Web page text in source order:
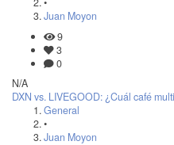
Juan Moyon
9
3
0
N/A
DXN vs. LIVEGOOD: ¿Cuál café
General
•
Juan Moyon